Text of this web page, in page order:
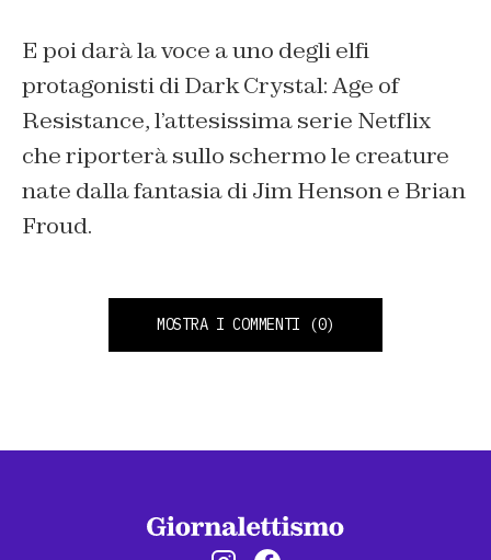
E poi darà la voce a uno degli elfi
protagonisti di Dark Crystal: Age of
Resistance, l’attesissima serie Netflix
che riporterà sullo schermo le creature
nate dalla fantasia di Jim Henson e Brian
Froud.
MOSTRA I COMMENTI (0)